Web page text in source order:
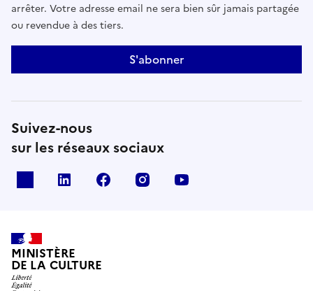
arrêter. Votre adresse email ne sera bien sûr jamais partagée
ou revendue à des tiers.
S'abonner
Suivez-nous
sur les réseaux sociaux
linkedin facebook instagram
MINISTÈRE
DE LA CULTURE